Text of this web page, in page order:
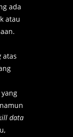
ada
atau
atas
namun
data